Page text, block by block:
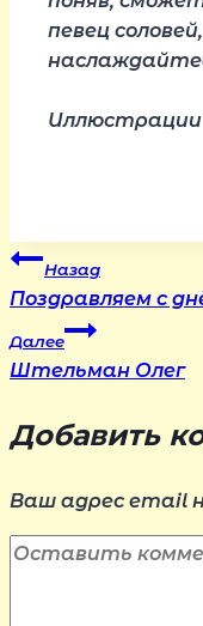
певец
Иллюстрации
по
Назад
Поздравляем с
Далее
Штельман Олег
Добавить
Ваш адрес email